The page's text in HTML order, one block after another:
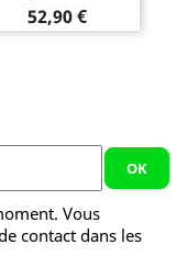
Prix
52,90 €
Vous
contact dans les